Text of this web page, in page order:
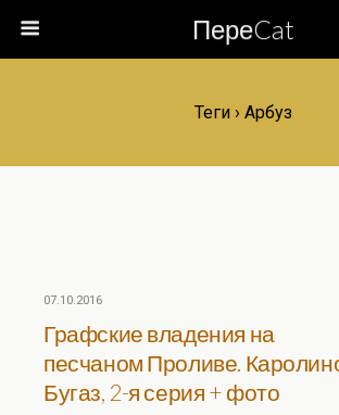
ПереCat
Теги › Арбуз
07.10.2016
Графские владения на
песчаном Проливе.
Бугаз, 2-я серия + фото